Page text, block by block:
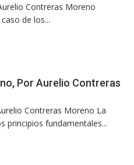
Contreras Moreno
de los...
Por Aurelio Contreras
Contreras Moreno La
principios fundamentales...